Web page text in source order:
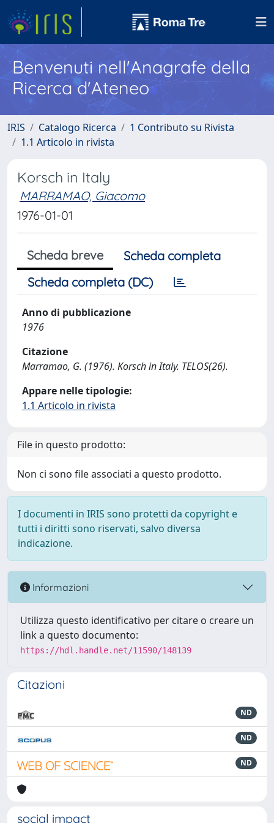
Benvenuti nell'Anagrafe della
Ricerca d'Ateneo
IRIS Catalogo Ricerca
1 Contributo su Rivista
1.1 Articolo in rivista
Korsch in Italy
MARRAMAO, Giacomo
1976-01-01
Scheda breve
Scheda completa
Scheda completa (DC)
Anno di pubblicazione
1976
Citazione
Marramao, G. (1976). Korsch in Italy. TELOS(26).
Appare nelle tipologie:
1.1 Articolo in rivista
File in questo prodotto:
Non ci sono file associati a questo prodotto.
I documenti in IRIS sono protetti da copyright e
tutti i diritti sono riservati, salvo diversa
indicazione.
Informazioni
Utilizza questo identificativo per citare o creare un
link a questo documento:
https://hdl.handle.net/11590/148139
Citazioni
ND
ND
ND
social impact